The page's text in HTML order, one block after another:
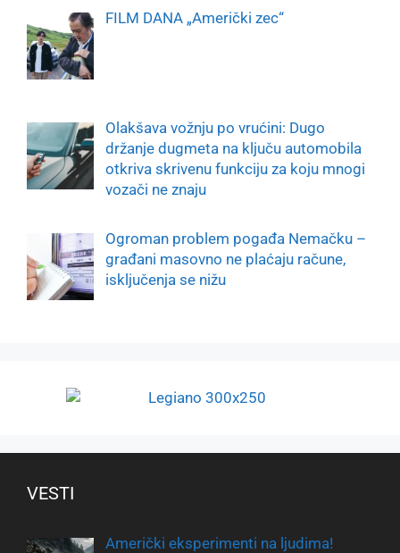
FILM DANA „Američki zec“
Olakšava vožnju po vrućini: Dugo
držanje dugmeta na ključu automobila
otkriva skrivenu funkciju za koju mnogi
vozači ne znaju
Ogroman problem pogađa Nemačku –
građani masovno ne plaćaju račune,
isključenja se nižu
VESTI
Američki eksperimenti na ljudima!